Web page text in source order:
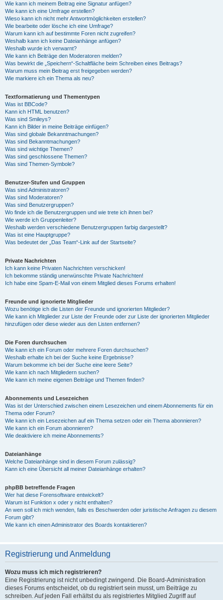
Wie kann ich meinem Beitrag eine Signatur anfügen?
Wie kann ich eine Umfrage erstellen?
Wieso kann ich nicht mehr Antwortmöglichkeiten erstellen?
Wie bearbeite oder lösche ich eine Umfrage?
Warum kann ich auf bestimmte Foren nicht zugreifen?
Weshalb kann ich keine Dateianhänge anfügen?
Weshalb wurde ich verwarnt?
Wie kann ich Beiträge den Moderatoren melden?
Was bewirkt die „Speichern“-Schaltfläche beim Schreiben eines Beitrags?
Warum muss mein Beitrag erst freigegeben werden?
Wie markiere ich ein Thema als neu?
Textformatierung und Thementypen
Was ist BBCode?
Kann ich HTML benutzen?
Was sind Smileys?
Kann ich Bilder in meine Beiträge einfügen?
Was sind globale Bekanntmachungen?
Was sind Bekanntmachungen?
Was sind wichtige Themen?
Was sind geschlossene Themen?
Was sind Themen-Symbole?
Benutzer-Stufen und Gruppen
Was sind Administratoren?
Was sind Moderatoren?
Was sind Benutzergruppen?
Wo finde ich die Benutzergruppen und wie trete ich ihnen bei?
Wie werde ich Gruppenleiter?
Weshalb werden verschiedene Benutzergruppen farbig dargestellt?
Was ist eine Hauptgruppe?
Was bedeutet der „Das Team“-Link auf der Startseite?
Private Nachrichten
Ich kann keine Privaten Nachrichten verschicken!
Ich bekomme ständig unerwünschte Private Nachrichten!
Ich habe eine Spam-E-Mail von einem Mitglied dieses Forums erhalten!
Freunde und ignorierte Mitglieder
Wozu benötige ich die Listen der Freunde und ignorierten Mitglieder?
Wie kann ich Mitglieder zur Liste der Freunde oder zur Liste der ignorierten Mitglieder
hinzufügen oder diese wieder aus den Listen entfernen?
Die Foren durchsuchen
Wie kann ich ein Forum oder mehrere Foren durchsuchen?
Weshalb erhalte ich bei der Suche keine Ergebnisse?
Warum bekomme ich bei der Suche eine leere Seite?
Wie kann ich nach Mitgliedern suchen?
Wie kann ich meine eigenen Beiträge und Themen finden?
Abonnements und Lesezeichen
Was ist der Unterschied zwischen einem Lesezeichen und einem Abonnements für ein
Thema oder Forum?
Wie kann ich ein Lesezeichen auf ein Thema setzen oder ein Thema abonnieren?
Wie kann ich ein Forum abonnieren?
Wie deaktiviere ich meine Abonnements?
Dateianhänge
Welche Dateianhänge sind in diesem Forum zulässig?
Kann ich eine Übersicht all meiner Dateianhänge erhalten?
phpBB betreffende Fragen
Wer hat diese Forensoftware entwickelt?
Warum ist Funktion x oder y nicht enthalten?
An wen soll ich mich wenden, falls es Beschwerden oder juristische Anfragen zu diesem
Forum gibt?
Wie kann ich einen Administrator des Boards kontaktieren?
Registrierung und Anmeldung
Wozu muss ich mich registrieren?
Eine Registrierung ist nicht unbedingt zwingend. Die Board-Administration
dieses Forums entscheidet, ob du registriert sein musst, um Beiträge zu
schreiben. Auf jeden Fall erhältst du als registriertes Mitglied Zugriff auf